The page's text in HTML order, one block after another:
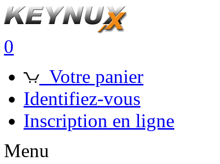
0
Votre panier
Identifiez-vous
Inscription en ligne
Menu